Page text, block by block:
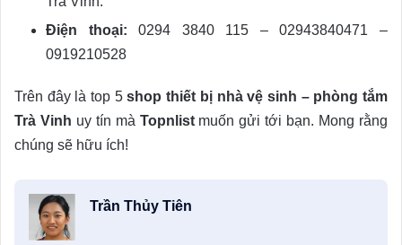
Điện thoại: 0294 3840 115 – 02943840471 –
0919210528
Trên đây là top 5shop thiết bị nhà vệ sinh – phòng tắm
Trà Vinh uy tín mà Topnlistmuốn gửi tới bạn. Mong rằng
chúng sẽ hữu ích!
Trần Thủy Tiên